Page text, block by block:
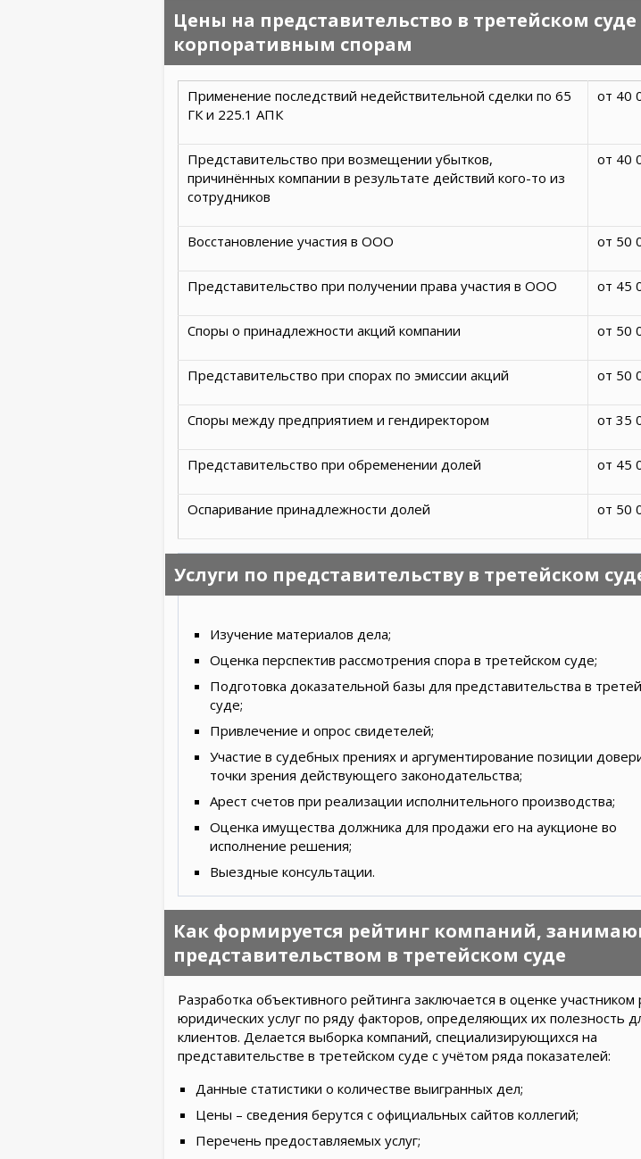
Цены на представительство в третейском суде
корпоративным спорам
Применение последствий недействительной сделки по 65
ГК и 225.1 АПК
от 40
Представительство при возмещении убытков,
причинённых компании в результате действий кого-то из
сотрудников
от 40
Восстановление участия в ООО от 50
Представительство при получении права участия в ООО от 45
Споры о принадлежности акций компании от 50
Представительство при спорах по эмиссии акций от 50
Споры между предприятием и гендиректором от 35
Представительство при обременении долей от 45
Оспаривание принадлежности долей от 50
Услуги по представительству в третейском
Изучение материалов дела;
Оценка перспектив рассмотрения спора в третейском суде;
Подготовка доказательной базы для представительства в
суде;
Привлечение и опрос свидетелей;
Участие в судебных прениях и аргументирование позиции
точки зрения действующего законодательства;
Арест счетов при реализации исполнительного производства;
Оценка имущества должника для продажи его на аукционе во
исполнение решения;
Выездные консультации.
Как формируется рейтинг компаний,
представительством в третейском суде
Разработка объективного рейтинга заключается в оценке участником
юридических услуг по ряду факторов, определяющих их полезность
клиентов. Делается выборка компаний, специализирующихся на
представительстве в третейском суде с учётом ряда показателей:
Данные статистики о количестве выигранных дел;
Цены – сведения берутся с официальных сайтов коллегий;
Перечень предоставляемых услуг;